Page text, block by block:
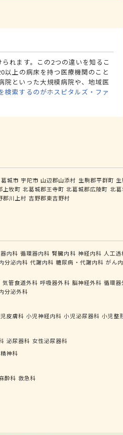
れます。この2つの違いを知るこ
以上の病床を持つ医療機関のこと
院といった大規模病院や、地域医
検索するのがホスピタルズ・ファ
葛城市 宇陀市 山辺郡山添村 生駒郡平群町
上牧町 北葛城郡王寺町 北葛城郡広陵町 北
郡川上村 吉野郡東吉野村
内科 循環器内科 腎臓内科 神経内科 人工
分泌内科 代謝内科 糖尿病・代謝内科 がん
気管食道外科 呼吸器外科 脳神経外科 循環器
分泌外科
皮膚科 小児神経内科 小児泌尿器科 小児整
泌尿器科 女性泌尿器科
神科
酔科 救急科